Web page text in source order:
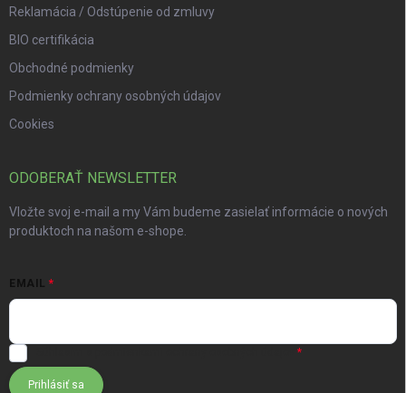
Reklamácia / Odstúpenie od zmluvy
BIO certifikácia
Obchodné podmienky
Podmienky ochrany osobných údajov
Cookies
ODOBERAŤ NEWSLETTER
Vložte svoj e-mail a my Vám budeme zasielať informácie o nových
produktoch na našom e-shope.
EMAIL
Prihlásiť sa